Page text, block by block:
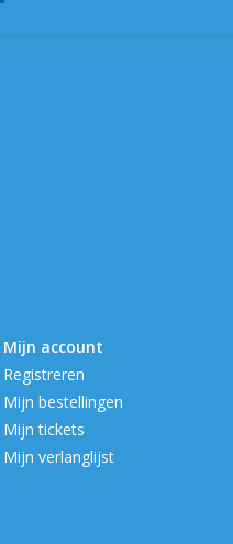
Mijn account
Registreren
Mijn bestellingen
Mijn tickets
Mijn verlanglijst